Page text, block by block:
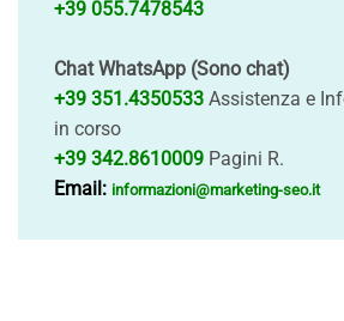
+39 055.7478543
Chat WhatsApp (Sono chat)
+39 351.4350533 Assistenza e
in corso
+39 342.8610009 Pagini R.
Email: informazioni@marketing-seo.it